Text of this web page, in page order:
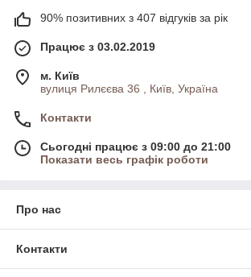
90% позитивних з 407 відгуків за рік
Працює з 03.02.2019
м. Київ
вулиця Рилєєва 36 , Київ, Україна
Контакти
Сьогодні працює з 09:00 до 21:00
Показати весь графік роботи
Про нас
Контакти